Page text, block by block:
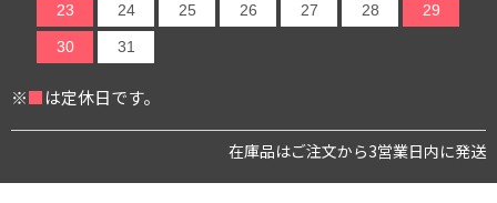
23 24 25 26 27 28 29
30 31
※■は定休日です。
在庫品はご注文から3営業日内に発送